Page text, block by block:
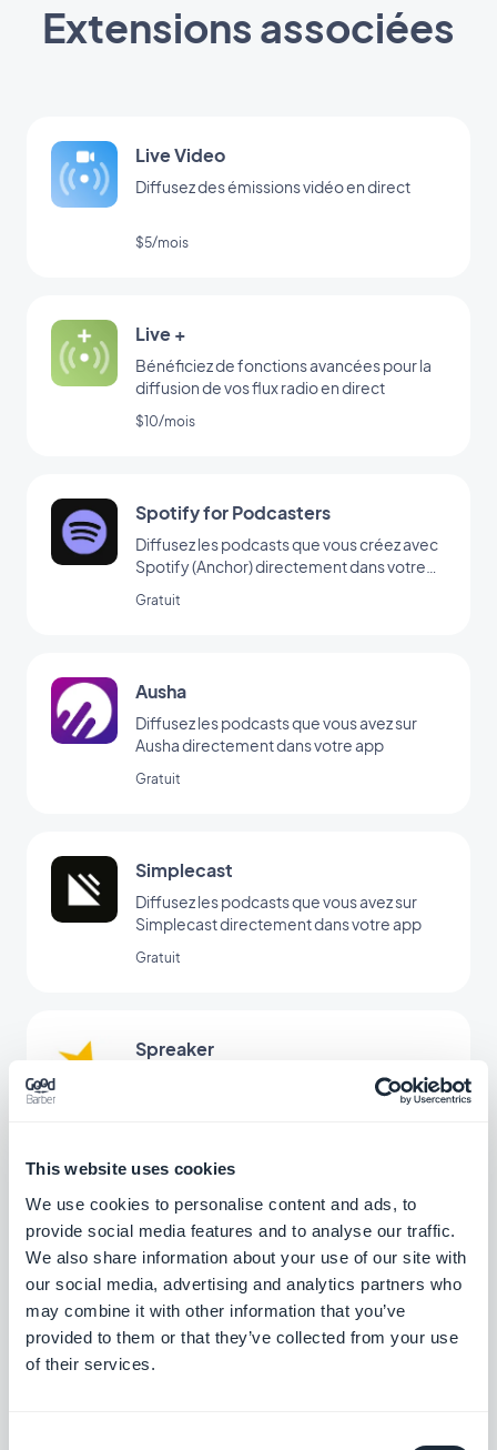
This website uses cookies
We use cookies to personalise content and ads, to
provide social media features and to analyse our traffic.
We also share information about your use of our site with
our social media, advertising and analytics partners who
may combine it with other information that you’ve
provided to them or that they’ve collected from your use
of their services.
Extensions associées
Live Video
Diffusez des émissions vidéo en direct
$5/mois
Live +
Bénéficiez de fonctions avancées pour la
diffusion de vos flux radio en direct
$10/mois
Spotify for Podcasters
Diffusez les podcasts que vous créez avec
Spotify (Anchor) directement dans votre
Gratuit
Ausha
Diffusez les podcasts que vous avez sur
Ausha directement dans votre app
Gratuit
Simplecast
Diffusez les podcasts que vous avez sur
Simplecast directement dans votre app
Gratuit
Spreaker
Diffusez les podcasts que vous créez avec
Spreaker directement dans votre app
Push automatiques
Notifiez vos utilisateurs automatiquement
en fonction d'évènements survenant dans
votre app
Gratuit